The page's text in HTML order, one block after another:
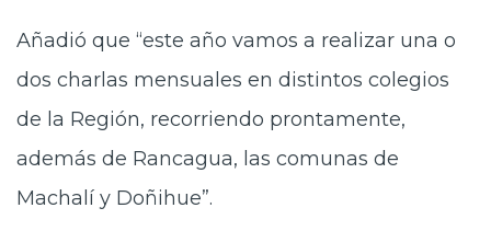
Añadió que “este año vamos a realizar una o
dos charlas mensuales en distintos colegios
de la Región, recorriendo prontamente,
además de Rancagua, las comunas de
Machalí y Doñihue”.